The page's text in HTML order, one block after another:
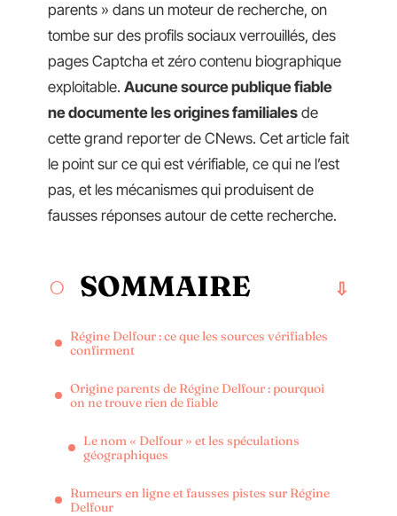
parents » dans un moteur de recherche, on
tombe sur des profils sociaux verrouillés, des
pages Captcha et zéro contenu biographique
exploitable. Aucune source publique fiable
ne documente les origines familiales de
cette grand reporter de CNews. Cet article fait
le point sur ce qui est vérifiable, ce qui ne l’est
pas, et les mécanismes qui produisent de
fausses réponses autour de cette recherche.
SOMMAIRE
Régine Delfour : ce que les sources vérifiables
confirment
Origine parents de Régine Delfour : pourquoi
on ne trouve rien de fiable
Le nom « Delfour » et les spéculations
géographiques
Rumeurs en ligne et fausses pistes sur Régine
Delfour